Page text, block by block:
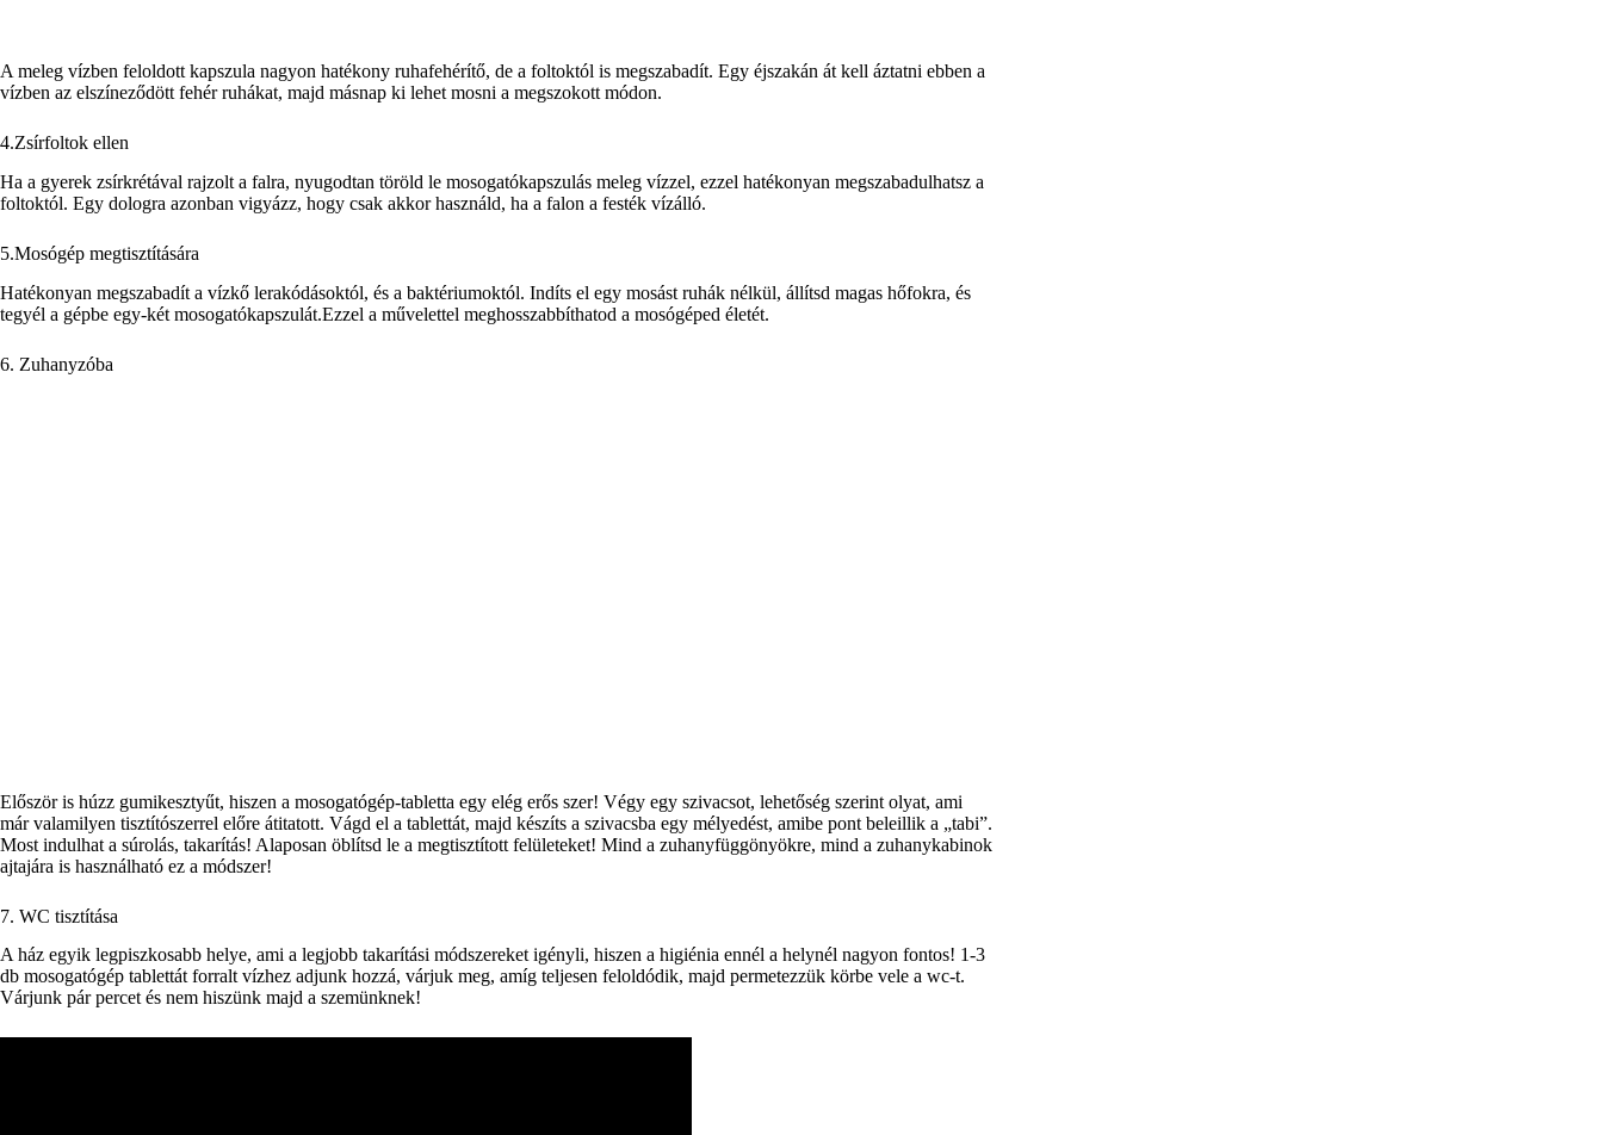
A meleg vízben feloldott kapszula nagyon hatékony ruhafehérítő, de a foltoktól is megszabadít. Egy éjszakán át kell áztatni ebben a
vízben az elszíneződött fehér ruhákat, majd másnap ki lehet mosni a megszokott módon.
4.Zsírfoltok ellen
Ha a gyerek zsírkrétával rajzolt a falra, nyugodtan töröld le mosogatókapszulás meleg vízzel, ezzel hatékonyan megszabadulhatsz a
foltoktól. Egy dologra azonban vigyázz, hogy csak akkor használd, ha a falon a festék vízálló.
5.Mosógép megtisztítására
Hatékonyan megszabadít a vízkő lerakódásoktól, és a baktériumoktól. Indíts el egy mosást ruhák nélkül, állítsd magas hőfokra, és
tegyél a gépbe egy-két mosogatókapszulát.Ezzel a művelettel meghosszabbíthatod a mosógéped életét.
6. Zuhanyzóba
Először is húzz gumikesztyűt, hiszen a mosogatógép-tabletta egy elég erős szer! Végy egy szivacsot, lehetőség szerint olyat, ami
már valamilyen tisztítószerrel előre átitatott. Vágd el a tablettát, majd készíts a szivacsba egy mélyedést, amibe pont beleillik a „tabi”.
Most indulhat a súrolás, takarítás! Alaposan öblítsd le a megtisztított felületeket! Mind a zuhanyfüggönyökre, mind a zuhanykabinok
ajtajára is használható ez a módszer!
7. WC tisztítása
A ház egyik legpiszkosabb helye, ami a legjobb takarítási módszereket igényli, hiszen a higiénia ennél a helynél nagyon fontos! 1-3
db mosogatógép tablettát forralt vízhez adjunk hozzá, várjuk meg, amíg teljesen feloldódik, majd permetezzük körbe vele a wc-t.
Várjunk pár percet és nem hiszünk majd a szemünknek!